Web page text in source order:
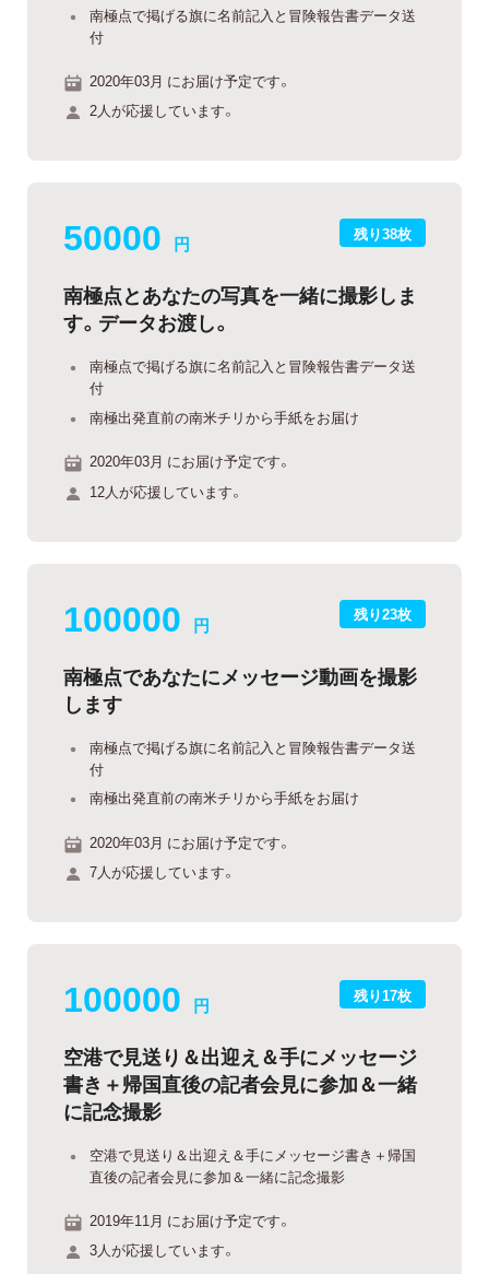
南極点で掲げる旗に名前記入と冒険報告書データ送
付
2020年03月 にお届け予定です。
2人が応援しています。
残り38枚
50000 円
南極点とあなたの写真を一緒に撮影しま
す。データお渡し。
南極点で掲げる旗に名前記入と冒険報告書データ送
付
南極出発直前の南米チリから手紙をお届け
2020年03月 にお届け予定です。
12人が応援しています。
残り23枚
100000 円
南極点であなたにメッセージ動画を撮影
します
南極点で掲げる旗に名前記入と冒険報告書データ送
付
南極出発直前の南米チリから手紙をお届け
2020年03月 にお届け予定です。
7人が応援しています。
残り17枚
100000 円
空港で見送り＆出迎え＆手にメッセージ
書き＋帰国直後の記者会見に参加＆一緒
に記念撮影
空港で見送り＆出迎え＆手にメッセージ書き＋帰国
直後の記者会見に参加＆一緒に記念撮影
2019年11月 にお届け予定です。
3人が応援しています。